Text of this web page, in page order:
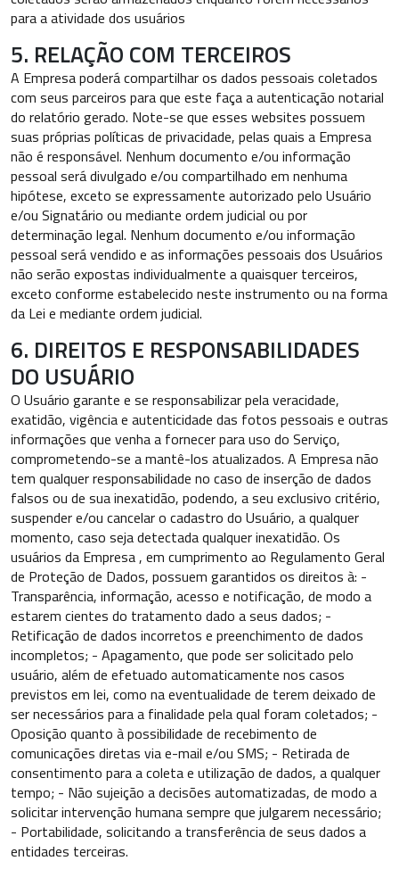
para a atividade dos usuários
5. RELAÇÃO COM TERCEIROS
A Empresa poderá compartilhar os dados pessoais coletados
com seus parceiros para que este faça a autenticação notarial
do relatório gerado. Note-se que esses websites possuem
suas próprias políticas de privacidade, pelas quais a Empresa
não é responsável. Nenhum documento e/ou informação
pessoal será divulgado e/ou compartilhado em nenhuma
hipótese, exceto se expressamente autorizado pelo Usuário
e/ou Signatário ou mediante ordem judicial ou por
determinação legal. Nenhum documento e/ou informação
pessoal será vendido e as informações pessoais dos Usuários
não serão expostas individualmente a quaisquer terceiros,
exceto conforme estabelecido neste instrumento ou na forma
da Lei e mediante ordem judicial.
6. DIREITOS E RESPONSABILIDADES
DO USUÁRIO
O Usuário garante e se responsabilizar pela veracidade,
exatidão, vigência e autenticidade das fotos pessoais e outras
informações que venha a fornecer para uso do Serviço,
comprometendo-se a mantê-los atualizados. A Empresa não
tem qualquer responsabilidade no caso de inserção de dados
falsos ou de sua inexatidão, podendo, a seu exclusivo critério,
suspender e/ou cancelar o cadastro do Usuário, a qualquer
momento, caso seja detectada qualquer inexatidão. Os
usuários da Empresa , em cumprimento ao Regulamento Geral
de Proteção de Dados, possuem garantidos os direitos à: -
Transparência, informação, acesso e notificação, de modo a
estarem cientes do tratamento dado a seus dados; -
Retificação de dados incorretos e preenchimento de dados
incompletos; - Apagamento, que pode ser solicitado pelo
usuário, além de efetuado automaticamente nos casos
previstos em lei, como na eventualidade de terem deixado de
ser necessários para a finalidade pela qual foram coletados; -
Oposição quanto à possibilidade de recebimento de
comunicações diretas via e-mail e/ou SMS; - Retirada de
consentimento para a coleta e utilização de dados, a qualquer
tempo; - Não sujeição a decisões automatizadas, de modo a
solicitar intervenção humana sempre que julgarem necessário;
- Portabilidade, solicitando a transferência de seus dados a
entidades terceiras.